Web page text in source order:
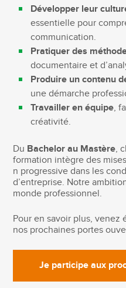
Développer leur
essentielle pour
communication.
Pratiquer des
documentaire et
Produire un contenu
une démarche
Travailler en équipe,
créativité.
Du Bachelor au Mastère,
formation intègre des
n progressive dans les
d’entreprise. Notre
monde professionnel.
Pour en savoir plus, venez
nos prochaines portes
Je participe aux